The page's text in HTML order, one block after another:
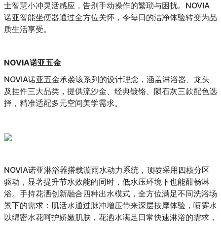
士智慧小冲灵活感应，告别手动操作的繁琐与困扰。NOVIA
诺亚智能坐便器通过全方位关怀，令每日的洁净体验转变为品
质生活享受。
NOVIA诺亚五金
NOVIA诺亚五金承袭该系列的设计理念，涵盖淋浴器、龙头
及挂件三大品类，提供流沙金、经典镀铬、陨石灰三款配色选
择，精准适配多元空间美学需求。
NOVIA诺亚淋浴器搭载漩雨水动力系统，顶喷采用四核分区
驱动，显著提升节水效能的同时，低水压环境下也能酣畅淋
浴。手持花洒创新融合四种出水模式，全方位满足不同洗浴场
景下的需求：肌活水通过脉冲增压带来深层按摩体验，喷雾水
以绵密水花呵护娇嫩肌肤，花洒水满足日常快速淋浴的需求，